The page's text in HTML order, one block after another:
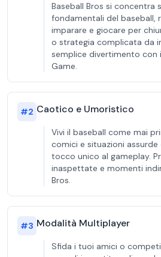
Baseball Bros si concentra
fondamentali del baseball,
imparare e giocare per
o strategia complicata da
semplice divertimento con
Game.
#2 Caotico e Umoristico
Vivi il baseball come mai
comici e situazioni assurde
tocco unico al gameplay.
inaspettate e momenti
Bros.
#3 Modalità Multiplayer
Sfida i tuoi amici o